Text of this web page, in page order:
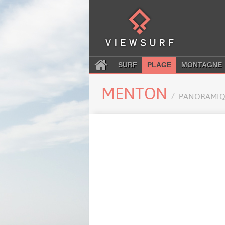
SURF PLAGE MONTAGNE
MENTON